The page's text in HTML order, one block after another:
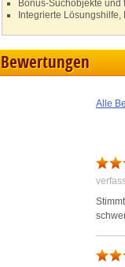
Bonus-Suchobjekte
Integrierte
Bewertungen
Alle